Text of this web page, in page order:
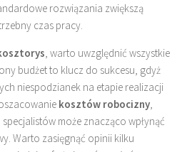
rozwiązania zwiększą
czas pracy.
, warto uwzględnić wszystkie
budżet to klucz do sukcesu, gdyż
niespodzianek na etapie realizacji
kosztów robocizny
może znacząco wpłynąć
Warto zasięgnąć opinii kilku